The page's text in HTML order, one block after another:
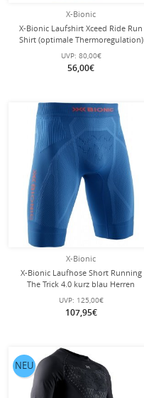
X-Bionic
X-Bionic Laufshirt Xceed Ride Run
Shirt (optimale Thermoregulation)
UVP: 80,00€
56,00€
X-Bionic
X-Bionic Laufhose Short Running
The Trick 4.0 kurz blau Herren
UVP: 125,00€
107,95€
NEU